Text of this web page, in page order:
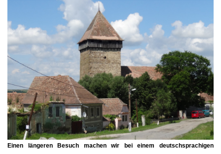
Einen längeren Besuch machen wir bei einem deutschsprachigen